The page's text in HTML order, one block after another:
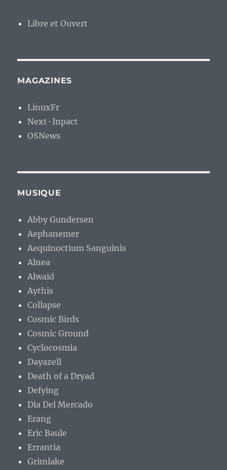
Libre et Ouvert
MAGAZINES
LinuxFr
Next-Inpact
OSNews
MUSIQUE
Abby Gundersen
Aephanemer
Aequinoctium Sanguinis
Alnea
Alwaid
Aythis
Collapse
Cosmic Birds
Cosmic Ground
Cyclocosmia
Dayazell
Death of a Dryad
Defying
Dia Del Mercado
Erang
Eric Baule
Errantia
Grimlake